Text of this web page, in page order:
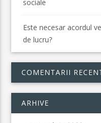
sociale
Este necesar acordul
de lucru?
COMENTARII
ARHIVE